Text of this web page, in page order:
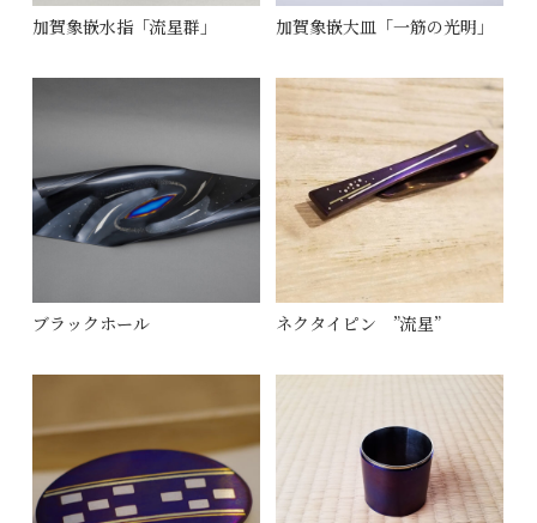
加賀象嵌水指「流星群」 加賀象嵌大皿「一筋の光明」
ブラックホール ネクタイピン ”流星”